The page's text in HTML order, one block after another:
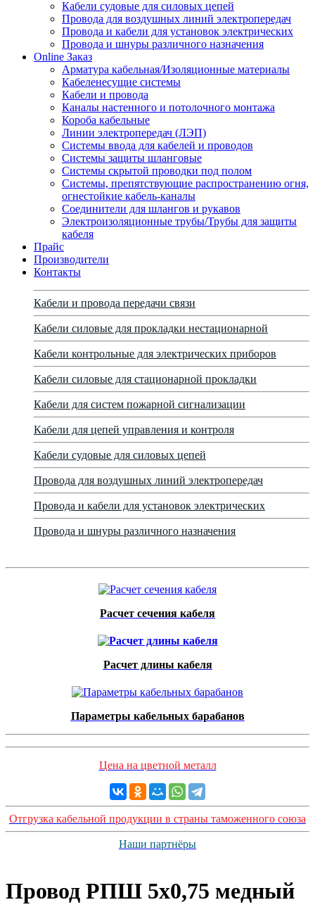
Кабели судовые для силовых цепей
Провода для воздушных линий электропередач
Провода и кабели для установок электрических
Провода и шнуры различного назначения
Online Заказ
Арматура кабельная/Изоляционные материалы
Кабеленесущие системы
Кабели и провода
Каналы настенного и потолочного монтажа
Короба кабельные
Линии электропередач (ЛЭП)
Системы ввода для кабелей и проводов
Системы защиты шланговые
Системы скрытой проводки под полом
Системы, препятствующие распространению огня,
огнестойкие кабель-каналы
Соединители для шлангов и рукавов
Электроизоляционные трубы/Трубы для защиты
кабеля
Прайс
Производители
Контакты
Кабели и провода передачи связи
Кабели силовые для прокладки нестационарной
Кабели контрольные для электрических приборов
Кабели силовые для стационарной прокладки
Кабели для систем пожарной сигнализации
Кабели для цепей управления и контроля
Кабели судовые для силовых цепей
Провода для воздушных линий электропередач
Провода и кабели для установок электрических
Провода и шнуры различного назначения
Расчет сечения кабеля
Расчет длины кабеля
Параметры кабельных барабанов
Цена на цветной металл
Отгрузка кабельной продукции в страны таможенного союза
Наши партнёры
Провод РПШ 5х0,75 медный